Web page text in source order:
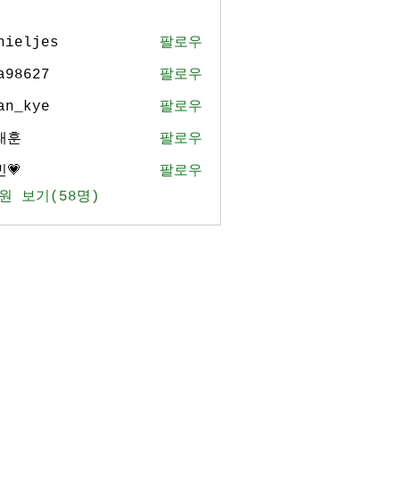
팔로우
팔로우
팔로우
훈
팔로우
💗
팔로우
보기(58명)